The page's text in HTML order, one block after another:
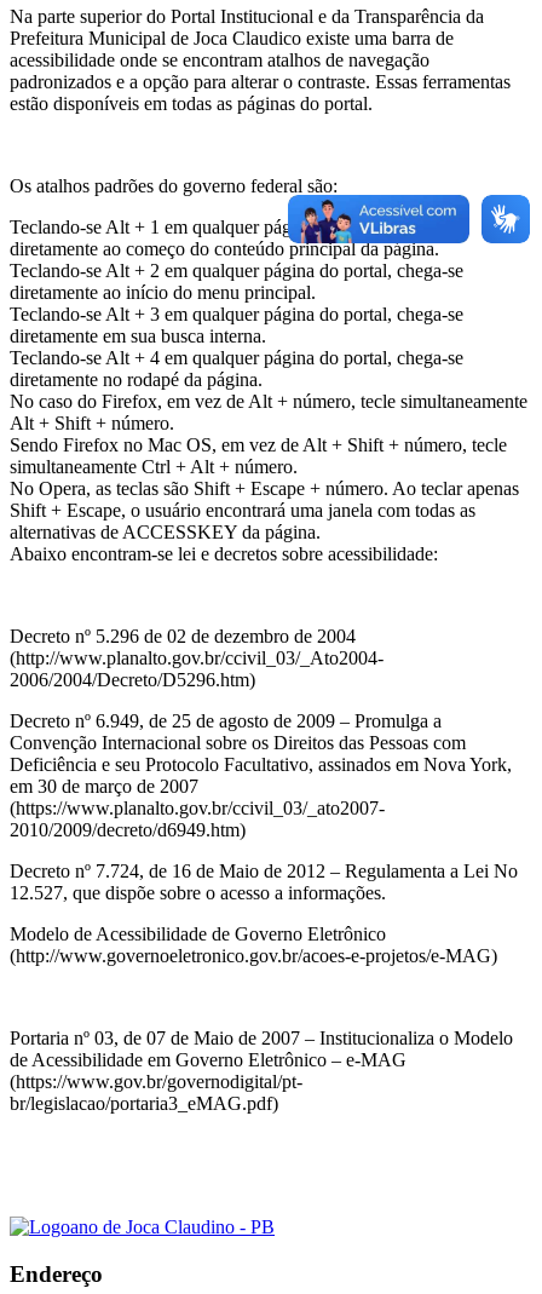
Na parte superior do Portal Institucional e da Transparência da
Prefeitura Municipal de Joca Claudico existe uma barra de
acessibilidade onde se encontram atalhos de navegação
padronizados e a opção para alterar o contraste. Essas ferramentas
estão disponíveis em todas as páginas do portal.
Os atalhos padrões do governo federal são:
Teclando-se Alt + 1 em qualquer página do portal, chega-se
diretamente ao começo do conteúdo principal da página.
Teclando-se Alt + 2 em qualquer página do portal, chega-se
diretamente ao início do menu principal.
Teclando-se Alt + 3 em qualquer página do portal, chega-se
diretamente em sua busca interna.
Teclando-se Alt + 4 em qualquer página do portal, chega-se
diretamente no rodapé da página.
No caso do Firefox, em vez de Alt + número, tecle simultaneamente
Alt + Shift + número.
Sendo Firefox no Mac OS, em vez de Alt + Shift + número, tecle
simultaneamente Ctrl + Alt + número.
No Opera, as teclas são Shift + Escape + número. Ao teclar apenas
Shift + Escape, o usuário encontrará uma janela com todas as
alternativas de ACCESSKEY da página.
Abaixo encontram-se lei e decretos sobre acessibilidade:
Decreto nº 5.296 de 02 de dezembro de 2004
(http://www.planalto.gov.br/ccivil_03/_Ato2004-
2006/2004/Decreto/D5296.htm)
Decreto nº 6.949, de 25 de agosto de 2009 – Promulga a
Convenção Internacional sobre os Direitos das Pessoas com
Deficiência e seu Protocolo Facultativo, assinados em Nova York,
em 30 de março de 2007
(https://www.planalto.gov.br/ccivil_03/_ato2007-
2010/2009/decreto/d6949.htm)
Decreto nº 7.724, de 16 de Maio de 2012 – Regulamenta a Lei No
12.527, que dispõe sobre o acesso a informações.
Modelo de Acessibilidade de Governo Eletrônico
(http://www.governoeletronico.gov.br/acoes-e-projetos/e-MAG)
Portaria nº 03, de 07 de Maio de 2007 – Institucionaliza o Modelo
de Acessibilidade em Governo Eletrônico – e-MAG
(https://www.gov.br/governodigital/pt-
br/legislacao/portaria3_eMAG.pdf)
Endereço